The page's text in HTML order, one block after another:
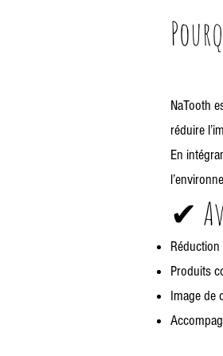
NaTooth
réduire
En
✔
Produits
Image de